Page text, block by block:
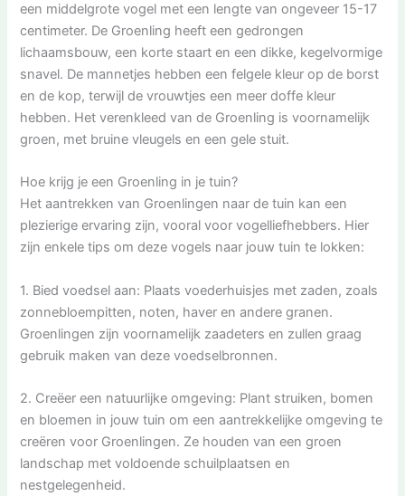
een middelgrote vogel met een lengte van ongeveer 15-17
centimeter. De Groenling heeft een gedrongen
lichaamsbouw, een korte staart en een dikke, kegelvormige
snavel. De mannetjes hebben een felgele kleur op de borst
en de kop, terwijl de vrouwtjes een meer doffe kleur
hebben. Het verenkleed van de Groenling is voornamelijk
groen, met bruine vleugels en een gele stuit.
Hoe krijg je een Groenling in je tuin?
Het aantrekken van Groenlingen naar de tuin kan een
plezierige ervaring zijn, vooral voor vogelliefhebbers. Hier
zijn enkele tips om deze vogels naar jouw tuin te lokken:
1. Bied voedsel aan: Plaats voederhuisjes met zaden, zoals
zonnebloempitten, noten, haver en andere granen.
Groenlingen zijn voornamelijk zaadeters en zullen graag
gebruik maken van deze voedselbronnen.
2. Creëer een natuurlijke omgeving: Plant struiken, bomen
en bloemen in jouw tuin om een aantrekkelijke omgeving te
creëren voor Groenlingen. Ze houden van een groen
landschap met voldoende schuilplaatsen en
nestgelegenheid.